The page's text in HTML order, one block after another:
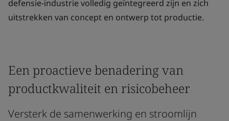
defensie-industrie volledig geïntegreerd zijn en zich
uitstrekken van concept en ontwerp tot productie.
Een proactieve benadering van
productkwaliteit en risicobeheer
Versterk de samenwerking en stroomlijn